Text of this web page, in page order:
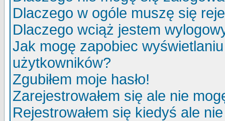
Dlaczego w ogóle muszę się
Dlaczego wciąż jestem
Jak mogę zapobiec
użytkowników?
Zgubiłem moje hasło!
Zarejestrowałem się ale nie
Rejestrowałem się kiedyś ale